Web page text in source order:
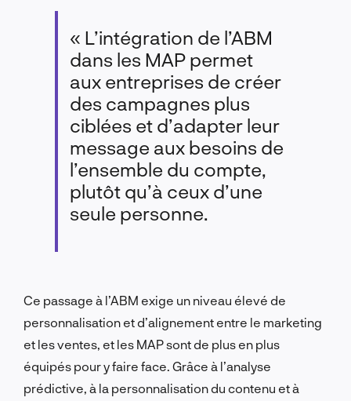
« L’intégration de l’ABM
dans les MAP permet
aux entreprises de créer
des campagnes plus
ciblées et d’adapter leur
message aux besoins de
l’ensemble du compte,
plutôt qu’à ceux d’une
seule personne.
Ce passage à l’ABM exige un niveau élevé de
personnalisation et d’alignement entre le marketing
et les ventes, et les MAP sont de plus en plus
équipés pour y faire face. Grâce à l’analyse
prédictive, à la personnalisation du contenu et à